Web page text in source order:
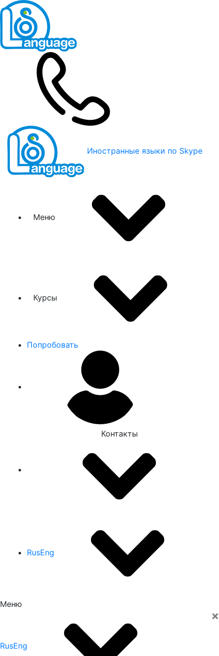
Иностранные языки по Skype
Меню
Курсы
Попробовать
Контакты
RusEng
Меню
RusEng
×